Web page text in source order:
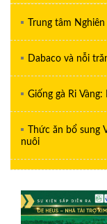
Trung tâm
Dabaco và nỗi
Giống gà Ri
Thức ăn bổ sung
nuôi